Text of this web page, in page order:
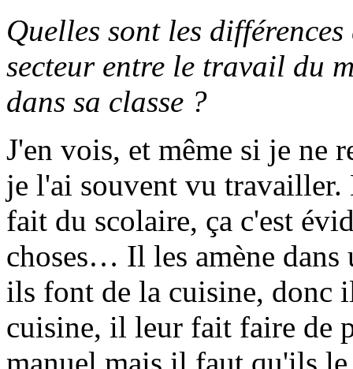
Quelles sont les
secteur entre le travail du
dans sa classe ?
J'en vois, et même si je ne
je l'ai souvent vu
fait du scolaire, ça c'est
choses… Il les amène dans
ils font de la cuisine, donc
cuisine, il leur fait faire de